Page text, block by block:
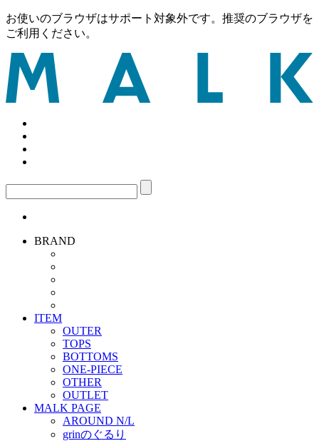
お使いのブラウザはサポート対象外です。推奨のブラウザを
ご利用ください。
BRAND
ITEM
OUTER
TOPS
BOTTOMS
ONE-PIECE
OTHER
OUTLET
MALK PAGE
AROUND N/L
grinのぐるり